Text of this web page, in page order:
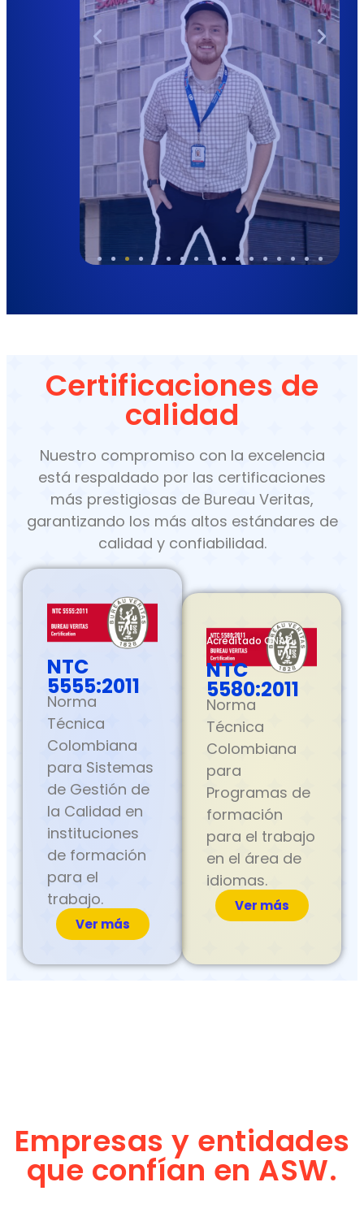
Certificaciones de
calidad
Nuestro compromiso con la excelencia
está respaldado por las certificaciones
más prestigiosas de Bureau Veritas,
garantizando los más altos estándares de
calidad y confiabilidad.
NTC
5555:2011
Norma
Técnica
Colombiana
para Sistemas
de Gestión de
la Calidad en
instituciones
de formación
para el
trabajo.
Ver más
Acreditado ONAC
NTC
5580:2011
Norma
Técnica
Colombiana
para
Programas de
formación
para el trabajo
en el área de
idiomas.
Ver más
Empresas y entidades
que confían en ASW.